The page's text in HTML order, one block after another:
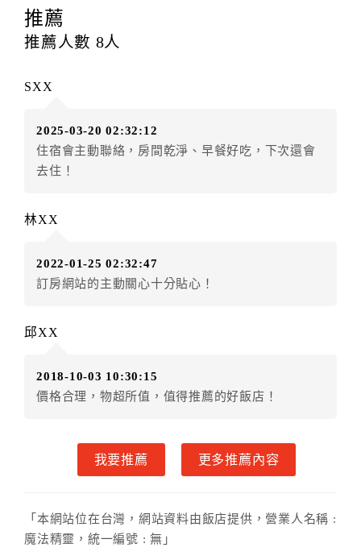
四、訂單異動
訂房者應於 入住前3日
提出申辦不得異動訂單。
辦理取消退款。
房者應補足差額。（限原訂飯店）
訂單異動後，訂單費用總計小於原訂單費用總計時，訂
房者不得要求退其差額。（限原訂飯店）
．訂房者因故辦理訂單異動，本飯店可接受
（提出申辦日為保留起算日）
．訂房者使用「保留住宿金額」時，請注意！為避免飯
件放棄訂單（住宿權益）。 （限原訂飯店使用）
．訂單異動後，訂單費用總計大於原訂單費用總計時，
訂房者不得要求退其差額。限原訂飯店
六、取消訂單
◎本飯店為預繳部分費用，故付款成功後不得辦理取消
訂單申請退款手續。
推薦
推薦人數 8人
SXX
2025-03-20 02:32:12
住宿會主動聯絡，房間乾淨、早餐好吃，下次還會
去住！
林XX
2022-01-25 02:32:47
訂房網站的主動關心十分貼心！
邱XX
2018-10-03 10:30:15
價格合理，物超所值，值得推薦的好飯店！
我要推薦 更多推薦內容
「本網站位在台灣，網站資料由飯店提供，營業人名稱 :
魔法精靈，統一編號 : 無」